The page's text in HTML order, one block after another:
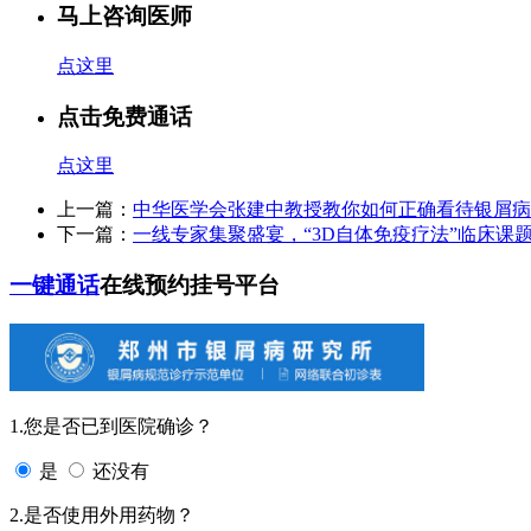
马上咨询医师
点这里
点击免费通话
点这里
上一篇： 中华医学会张建中教授教你如何正确看待银屑病
下一篇： 一线专家集聚盛宴，“3D自体免疫疗法”临床课
一键通话在线预约挂号平台
1.您是否已到医院确诊？
是 还没有
2.是否使用外用药物？